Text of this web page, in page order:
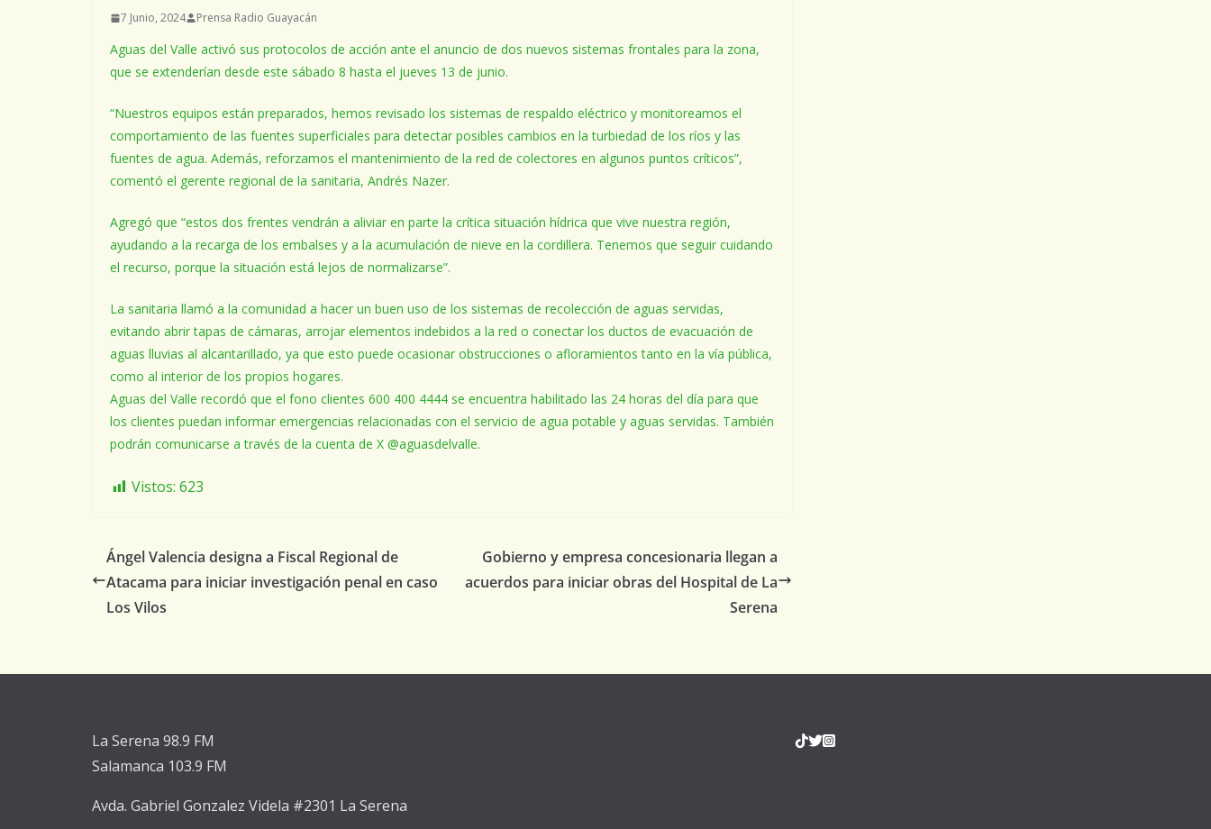
7 Junio, 2024 Prensa Radio Guayacán
Aguas del Valle activó sus protocolos de acción ante el anuncio de dos nuevos sistemas frontales para la zona,
que se extenderían desde este sábado 8 hasta el jueves 13 de junio.
“Nuestros equipos están preparados, hemos revisado los sistemas de respaldo eléctrico y monitoreamos el
comportamiento de las fuentes superficiales para detectar posibles cambios en la turbiedad de los ríos y las
fuentes de agua. Además, reforzamos el mantenimiento de la red de colectores en algunos puntos críticos”,
comentó el gerente regional de la sanitaria, Andrés Nazer.
Agregó que “estos dos frentes vendrán a aliviar en parte la crítica situación hídrica que vive nuestra región,
ayudando a la recarga de los embalses y a la acumulación de nieve en la cordillera. Tenemos que seguir cuidando
el recurso, porque la situación está lejos de normalizarse”.
La sanitaria llamó a la comunidad a hacer un buen uso de los sistemas de recolección de aguas servidas,
evitando abrir tapas de cámaras, arrojar elementos indebidos a la red o conectar los ductos de evacuación de
aguas lluvias al alcantarillado, ya que esto puede ocasionar obstrucciones o afloramientos tanto en la vía pública,
como al interior de los propios hogares.
Aguas del Valle recordó que el fono clientes 600 400 4444 se encuentra habilitado las 24 horas del día para que
los clientes puedan informar emergencias relacionadas con el servicio de agua potable y aguas servidas. También
podrán comunicarse a través de la cuenta de X @aguasdelvalle.
Vistos: 623
Ángel Valencia designa a Fiscal Regional de
Atacama para iniciar investigación penal en caso
Los Vilos
Gobierno y empresa concesionaria llegan a
acuerdos para iniciar obras del Hospital de La
Serena
La Serena 98.9 FM
Salamanca 103.9 FM
Avda. Gabriel Gonzalez Videla #2301 La Serena